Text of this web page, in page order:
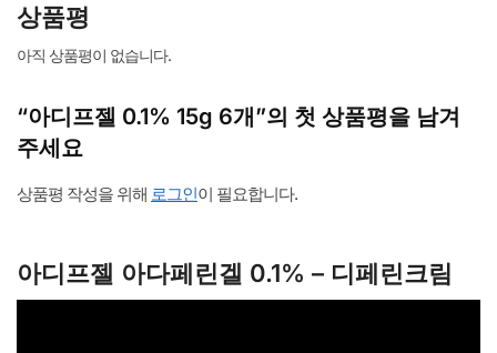
수
량
상품평
아직 상품평이 없습니다.
“아디프젤 0.1% 15g 6개”의 첫 상품평을 남겨
주세요
상품평 작성을 위해 로그인이 필요합니다.
아디프젤 아다페린겔 0.1% – 디페린크림